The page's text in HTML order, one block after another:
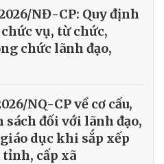
NĐ-CP: Quy định
vụ, từ chức,
chức lãnh đạo,
NQ-CP về cơ cấu,
đối với lãnh đạo,
dục khi sắp xếp
cấp xã